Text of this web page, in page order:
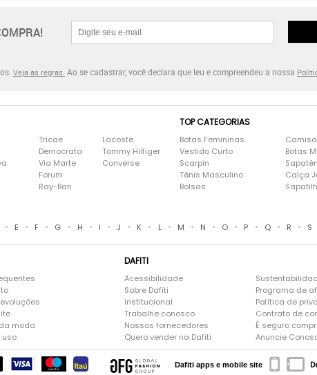
Veja as regras. Ao se cadastrar, você declara que leu e compreendeu a nossa
Tricae
Democrata
Via Marte
Forum
Ray-Ban
Lacoste
Tommy Hilfiger
Converse
TOP CATEGORIAS
Botas Femininas
Vestido Curto
Scarpin
Tênis Masculino
Bolsas
Botas
Calça
• E • F • G • H • I • J • K • L • M • N • O • P • Q • R • S
moda
uso
DAFITI
Acessibilidade
Sobre Dafiti
Institucional
Trabalhe conosco
Nossos fornecedores
Quero vender na Dafiti
Programa de
Política de
Contrato de
É seguro
Anuncie
Dafiti apps e mobile site